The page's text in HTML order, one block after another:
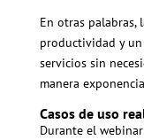
En otras palabras,
productividad y
servicios sin
manera
Casos de uso
Durante el